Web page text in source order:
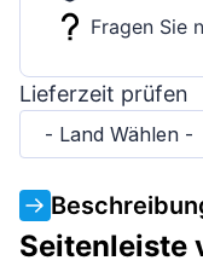
Fragen Sie
Lieferzeit prüfen
- Land Wählen -
Seitenleiste